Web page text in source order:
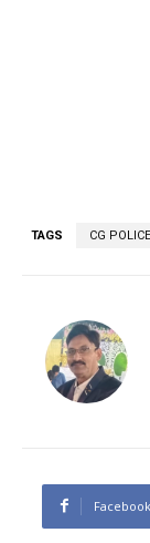
TAGS CG
Facebook